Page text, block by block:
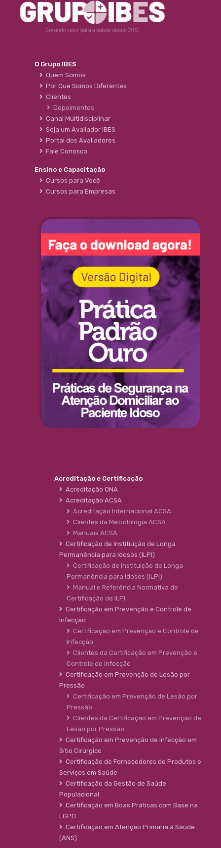
O Grupo IBES
Quem Somos
Por Que Somos Diferentes
Clientes
Depoimentos
Canal Multidisciplinar
Seja um Avaliador IBES
Portal dos Avaliadores
Fale Conosco
Ensino e Capacitação
Cursos para Você
Cursos para Empresas
Acreditação e Certificação
Acreditação ONA
Acreditação ACSA
Acreditação Internacional ACSA
Clientes da Metodologia ACSA
Manuais ACSA
Certificação de Instituição de Longa
Permanência para Idosos (ILPI)
Certificação de Instituição de Longa
Permanência para Idosos (ILPI)
Manual e Referência Normativa de
Certificação de ILPI
Certificação em Prevenção e Controle de
Infecção
Certificação em Prevenção e Controle de
Infecção
Clientes da Certificação em Prevenção e
Controle de Infecção
Certificação em Prevenção de Lesão por
Pressão
Certificação em Prevenção de Lesão por
Pressão
Clientes da Certificação em Prevenção de
Lesão por Pressão
Certificação em Prevenção de infecção em
Sítio Cirúrgico
Certificação de Fornecedores de Produtos e
Serviços em Saúde
Certificação da Gestão de Saúde
Populacional
Certificação em Boas Práticas com Base na
LGPD
Certificação em Atenção Primaria à Saúde
(ANS)